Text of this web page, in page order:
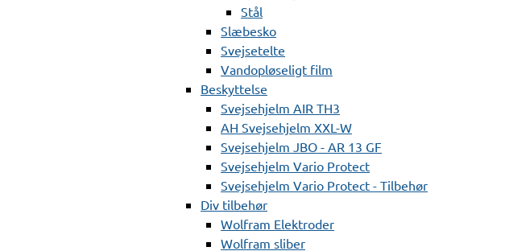
Stål
Slæbesko
Svejsetelte
Vandopløseligt film
Beskyttelse
Svejsehjelm AIR TH3
AH Svejsehjelm XXL-W
Svejsehjelm JBO - AR 13 GF
Svejsehjelm Vario Protect
Svejsehjelm Vario Protect - Tilbehør
Div tilbehør
Wolfram Elektroder
Wolfram sliber